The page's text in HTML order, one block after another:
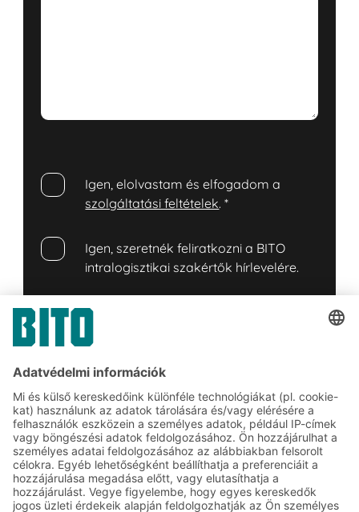
Igen, elolvastam és elfogadom a
szolgáltatási feltételek.*
Igen, szeretnék feliratkozni a BITO
intralogisztikai szakértők hírlevelére.
Igen, szeretnék feliratkozni a BITO
hírekről, akciókról és
kedvezményekről.
Friendly Captcha